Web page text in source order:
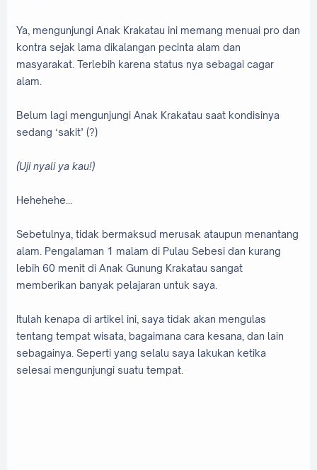
Ya, mengunjungi Anak Krakatau ini memang menuai pro dan
kontra sejak lama dikalangan pecinta alam dan
masyarakat. Terlebih karena status nya sebagai cagar
alam.
Belum lagi mengunjungi Anak Krakatau saat kondisinya
sedang ‘sakit’ (?)
(Uji nyali ya kau!)
Hehehehe...
Sebetulnya, tidak bermaksud merusak ataupun menantang
alam. Pengalaman 1 malam di Pulau Sebesi dan kurang
lebih 60 menit di Anak Gunung Krakatau sangat
memberikan banyak pelajaran untuk saya.
Itulah kenapa di artikel ini, saya tidak akan mengulas
tentang tempat wisata, bagaimana cara kesana, dan lain
sebagainya. Seperti yang selalu saya lakukan ketika
selesai mengunjungi suatu tempat.